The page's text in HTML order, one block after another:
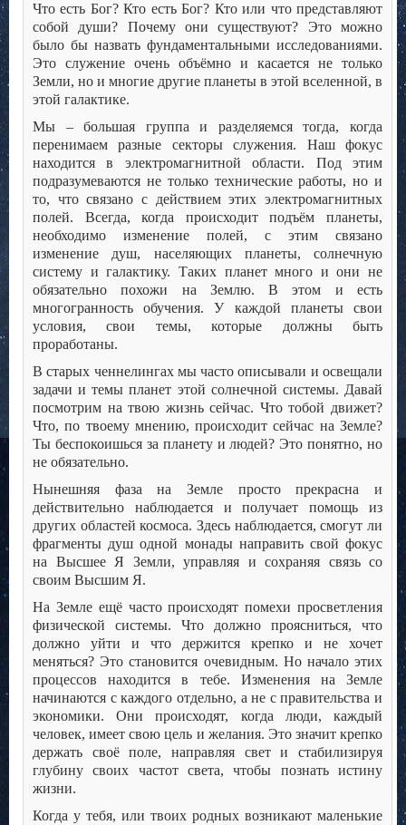
Что есть Бог? Кто есть Бог? Кто или что представляют
собой души? Почему они существуют? Это можно
было бы назвать фундаментальными исследованиями.
Это служение очень объёмно и касается не только
Земли, но и многие другие планеты в этой вселенной, в
этой галактике.
Мы – большая группа и разделяемся тогда, когда
перенимаем разные секторы служения. Наш фокус
находится в электромагнитной области. Под этим
подразумеваются не только технические работы, но и
то, что связано с действием этих электромагнитных
полей. Всегда, когда происходит подъём планеты,
необходимо изменение полей, с этим связано
изменение душ, населяющих планеты, солнечную
систему и галактику. Таких планет много и они не
обязательно похожи на Землю. В этом и есть
многогранность обучения. У каждой планеты свои
условия, свои темы, которые должны быть
проработаны.
В старых ченнелингах мы часто описывали и освещали
задачи и темы планет этой солнечной системы. Давай
посмотрим на твою жизнь сейчас. Что тобой движет?
Что, по твоему мнению, происходит сейчас на Земле?
Ты беспокоишься за планету и людей? Это понятно, но
не обязательно.
Нынешняя фаза на Земле просто прекрасна и
действительно наблюдается и получает помощь из
других областей космоса. Здесь наблюдается, смогут ли
фрагменты душ одной монады направить свой фокус
на Высшее Я Земли, управляя и сохраняя связь со
своим Высшим Я.
На Земле ещё часто происходят помехи просветления
физической системы. Что должно проясниться, что
должно уйти и что держится крепко и не хочет
меняться? Это становится очевидным. Но начало этих
процессов находится в тебе. Изменения на Земле
начинаются с каждого отдельно, а не с правительства и
экономики. Они происходят, когда люди, каждый
человек, имеет свою цель и желания. Это значит крепко
держать своё поле, направляя свет и стабилизируя
глубину своих частот света, чтобы познать истину
жизни.
Когда у тебя, или твоих родных возникают маленькие